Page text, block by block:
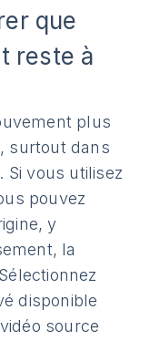
que
reste à
plus
surtout dans
Si vous utilisez
pouvez
y
la
disponible
source